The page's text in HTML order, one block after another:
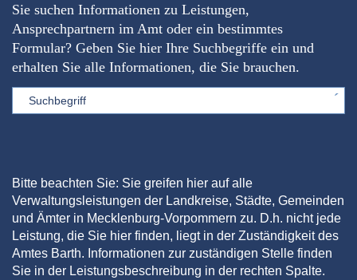
Sie suchen Informationen zu Leistungen,
Ansprechpartnern im Amt oder ein bestimmtes
Formular? Geben Sie hier Ihre Suchbegriffe ein und
erhalten Sie alle Informationen, die Sie brauchen.
Sword
Bitte beachten Sie: Sie greifen hier auf alle
Verwaltungsleistungen der Landkreise, Städte, Gemeinden
und Ämter in Mecklenburg-Vorpommern zu. D.h. nicht jede
Leistung, die Sie hier finden, liegt in der Zuständigkeit des
Amtes Barth. Informationen zur zuständigen Stelle finden
Sie in der Leistungsbeschreibung in der rechten Spalte.